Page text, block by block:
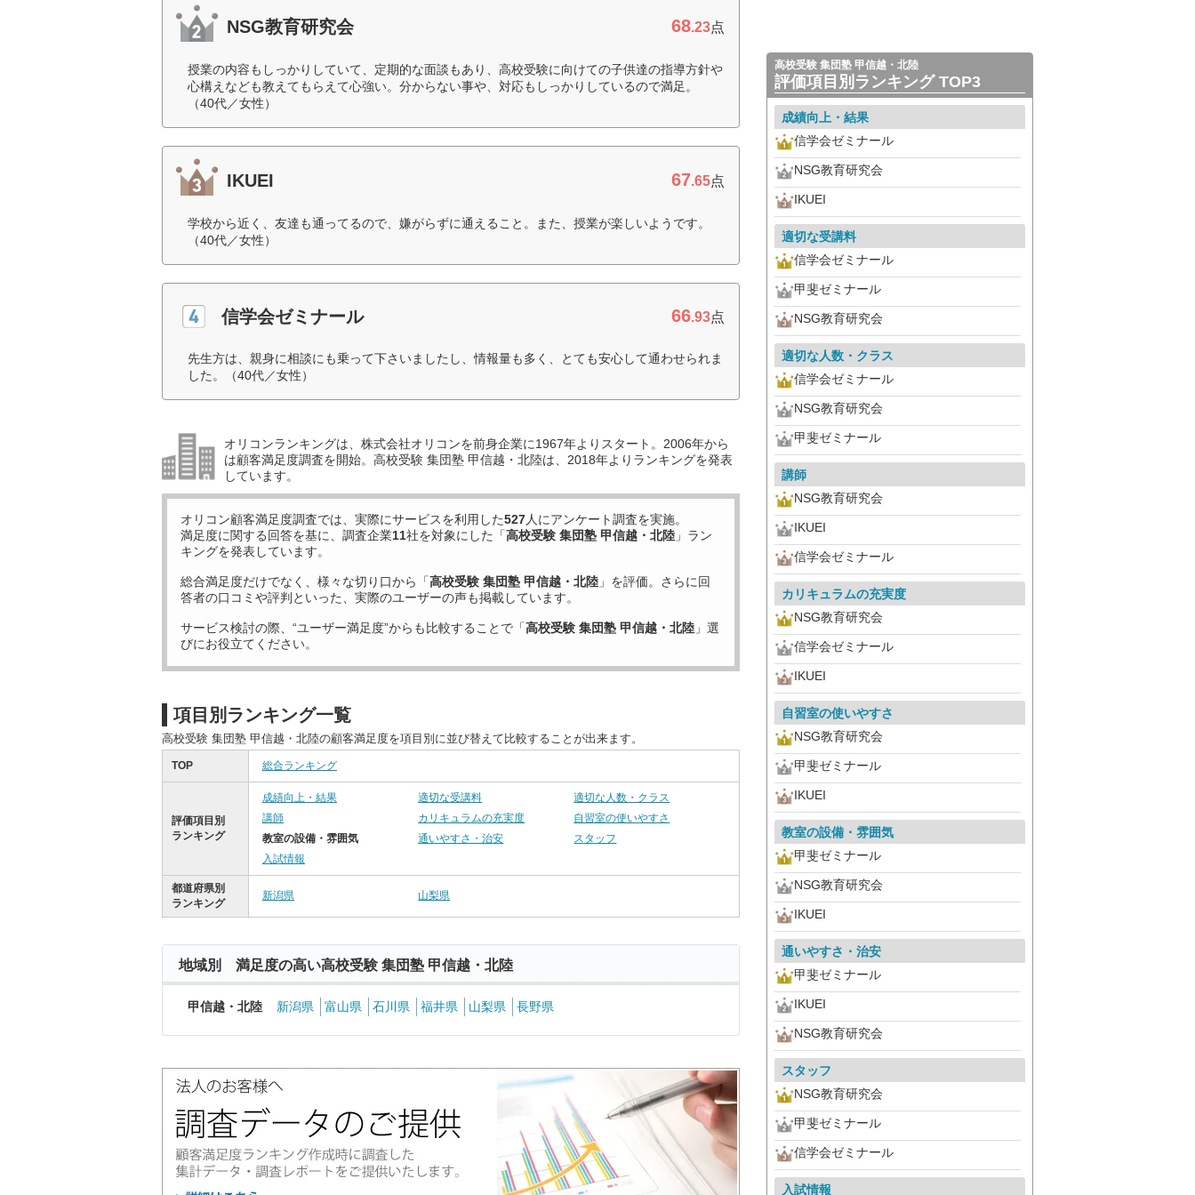
NSG教育研究会 68.23点
授業の内容もしっかりしていて、定期的な面談もあり、高校受験に向けての子供達の指導方針や
心構えなども教えてもらえて心強い。分からない事や、対応もしっかりしているので満足。
（40代／女性）
IKUEI 67.65点
学校から近く、友達も通ってるので、嫌がらずに通えること。また、授業が楽しいようです。
（40代／女性）
信学会ゼミナール 66.93点
先生方は、親身に相談にも乗って下さいましたし、情報量も多く、とても安心して通わせられま
した。（40代／女性）
オリコンランキングは、株式会社オリコンを前身企業に1967年よりスタート。2006年から
は顧客満足度調査を開始。高校受験 集団塾 甲信越・北陸は、2018年よりランキングを発表
しています。
オリコン顧客満足度調査では、実際にサービスを利用した527人にアンケート調査を実施。
満足度に関する回答を基に、調査企業11社を対象にした「高校受験 集団塾 甲信越・北陸 」ラン
キングを発表しています。
総合満足度だけでなく、様々な切り口から「高校受験 集団塾 甲信越・北陸 」を評価。さらに回
答者の口コミや評判といった、実際のユーザーの声も掲載しています。
サービス検討の際、“ユーザー満足度”からも比較することで「高校受験 集団塾 甲信越・北陸 」選
びにお役立てください。
項目別ランキング一覧
高校受験 集団塾 甲信越・北陸の顧客満足度を項目別に並び替えて比較することが出来ます。
TOP 総合ランキング
評価項目別
ランキング
成績向上・結果 適切な受講料
適切な人数・クラス
講師
カリキュラムの充実度
自習室の使いやすさ
教室の設備・雰囲気
通いやすさ・治安
スタッフ
入試情報
都道府県別
ランキング
新潟県 山梨県
地域別 満足度の高い高校受験 集団塾 甲信越・北陸
甲信越・北陸 新潟県 富山県 石川県 福井県 山梨県 長野県
高校受験 集団塾 甲信越・北陸
評価項目別ランキング TOP3
成績向上・結果
信学会ゼミナール
NSG教育研究会
IKUEI
適切な受講料
信学会ゼミナール
甲斐ゼミナール
NSG教育研究会
適切な人数・クラス
信学会ゼミナール
NSG教育研究会
甲斐ゼミナール
講師
NSG教育研究会
IKUEI
信学会ゼミナール
カリキュラムの充実度
NSG教育研究会
信学会ゼミナール
IKUEI
自習室の使いやすさ
NSG教育研究会
甲斐ゼミナール
IKUEI
教室の設備・雰囲気
甲斐ゼミナール
NSG教育研究会
IKUEI
通いやすさ・治安
甲斐ゼミナール
IKUEI
NSG教育研究会
スタッフ
NSG教育研究会
甲斐ゼミナール
信学会ゼミナール
入試情報